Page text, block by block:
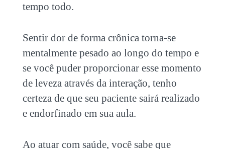
tempo todo.
Sentir dor de forma crônica torna-se
mentalmente pesado ao longo do tempo e
se você puder proporcionar esse momento
de leveza através da interação, tenho
certeza de que seu paciente sairá realizado
e endorfinado em sua aula.
Ao atuar com saúde, você sabe que